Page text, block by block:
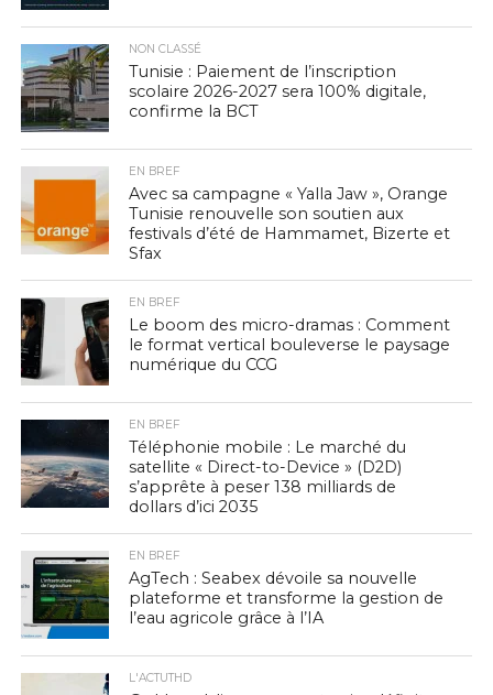
NON CLASSÉ
Tunisie : Paiement de l’inscription
scolaire 2026-2027 sera 100% digitale,
confirme la BCT
EN BREF
Avec sa campagne « Yalla Jaw », Orange
Tunisie renouvelle son soutien aux
festivals d’été de Hammamet, Bizerte et
Sfax
EN BREF
Le boom des micro-dramas : Comment
le format vertical bouleverse le paysage
numérique du CCG
EN BREF
Téléphonie mobile : Le marché du
satellite « Direct-to-Device » (D2D)
s’apprête à peser 138 milliards de
dollars d’ici 2035
EN BREF
AgTech : Seabex dévoile sa nouvelle
plateforme et transforme la gestion de
l’eau agricole grâce à l’IA
L'ACTUTHD